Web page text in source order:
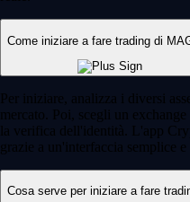
Come iniziare a fare trading di
Per iniziare, analizza i diversi
mercato. Poi, scegli un
la verifica dell'identità. L'app
grazie a un'interfaccia semplice
Cosa serve per iniziare a fare